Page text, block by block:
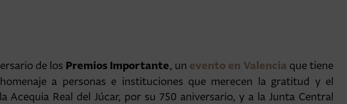
de los Premios Importante, un evento en Valencia que tiene
a personas e instituciones que merecen la gratitud y el
Real del Júcar, por su 750 aniversario, y a la Junta Central